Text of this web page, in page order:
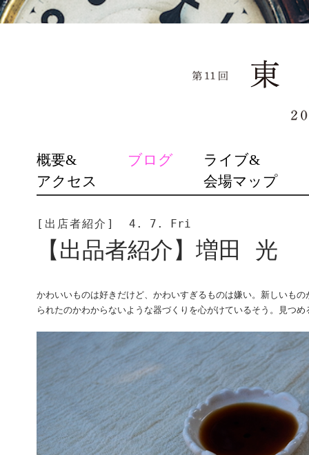
SKIP
TO
CONTENT
概要&
アクセス
ブログ
ライブ&
会場マップ
[出店者紹介] 4. 7. Fri
【出品者紹介】増田 光
かわいいものは好きだけど、かわいすぎるものは嫌い。新しいも
られたのかわからないような器づくりを心がけているそう。見つ